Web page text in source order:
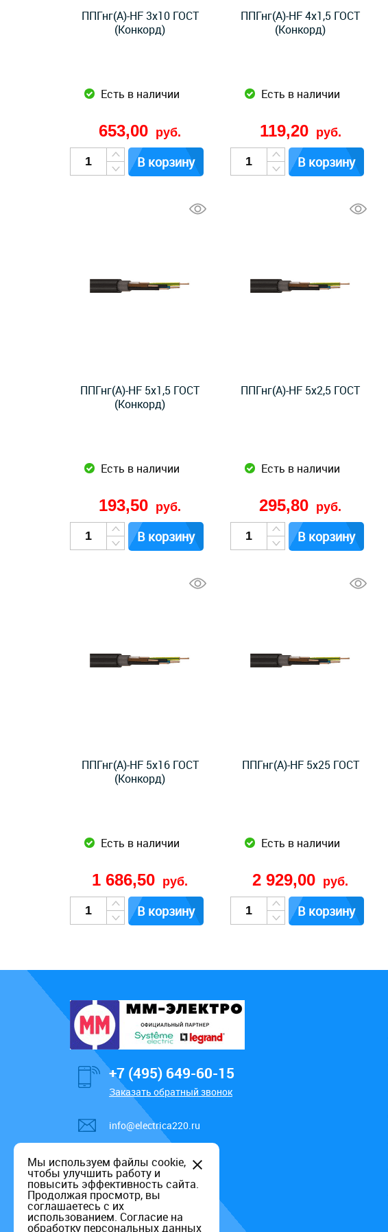
ППГнг(А)-HF 3x10 ГОСТ
(Конкорд)
Есть в наличии
653,00 руб.
В корзину
ППГнг(А)-HF 4x1,5 ГОСТ
(Конкорд)
Есть в наличии
119,20 руб.
В корзину
ППГнг(А)-HF 5x1,5 ГОСТ
(Конкорд)
Есть в наличии
193,50 руб.
В корзину
ППГнг(А)-HF 5x2,5 ГОСТ
Есть в наличии
295,80 руб.
В корзину
ППГнг(А)-HF 5x16 ГОСТ
(Конкорд)
Есть в наличии
1 686,50 руб.
В корзину
ППГнг(А)-HF 5x25 ГОСТ
Есть в наличии
2 929,00 руб.
В корзину
+7 (495) 649-60-15
Заказать обратный звонок
info@electrica220.ru
Мы используем файлы cookie,
чтобы улучшить работу и
повысить эффективность сайта.
Продолжая просмотр, вы
соглашаетесь с их
использованием. Согласие на
обработку персональных данных